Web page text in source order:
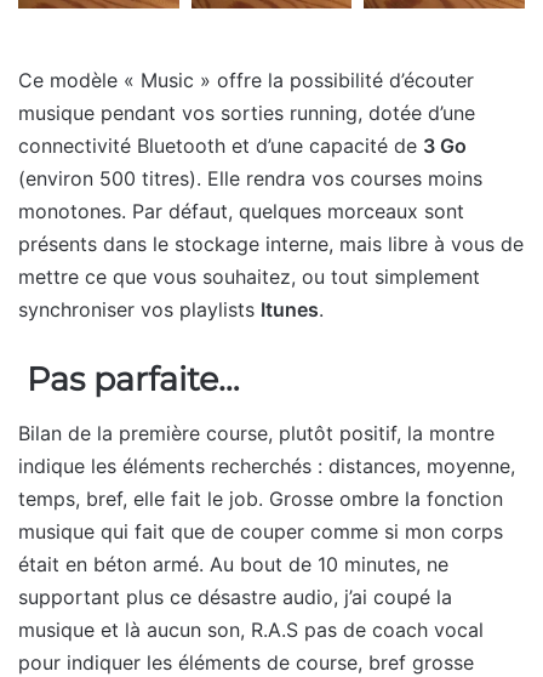
Ce modèle « Music » offre la possibilité d’écouter
musique pendant vos sorties running, dotée d’une
connectivité Bluetooth et d’une capacité de 3 Go
(environ 500 titres). Elle rendra vos courses moins
monotones. Par défaut, quelques morceaux sont
présents dans le stockage interne, mais libre à vous de
mettre ce que vous souhaitez, ou tout simplement
synchroniser vos playlists Itunes.
Pas parfaite…
Bilan de la première course, plutôt positif, la montre
indique les éléments recherchés : distances, moyenne,
temps, bref, elle fait le job. Grosse ombre la fonction
musique qui fait que de couper comme si mon corps
était en béton armé. Au bout de 10 minutes, ne
supportant plus ce désastre audio, j’ai coupé la
musique et là aucun son, R.A.S pas de coach vocal
pour indiquer les éléments de course, bref grosse